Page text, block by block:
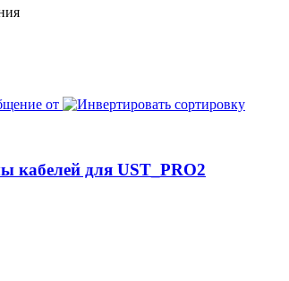
от
кабелей для UST_PRO2